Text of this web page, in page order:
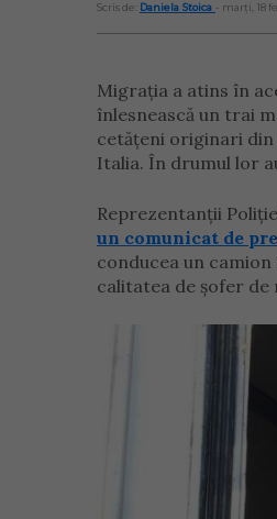
Scris de: Daniela Stoica - marți, 18
Migrația a atins în
înlesnească un trai
cetățeni originari
Italia. În drumul lor
Reprezentanții
un comunicat de
conducea un
calitatea de şofer